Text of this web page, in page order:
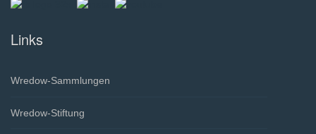
Links
Wredow-Sammlungen
Wredow-Stiftung